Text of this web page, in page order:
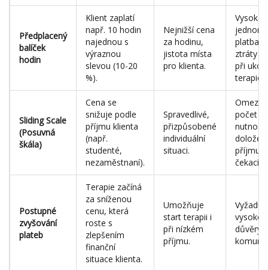
Předplacený
balíček
hodin
Klient zaplatí
např. 10 hodin
najednou s
výraznou
slevou (10-20
%).
Nejnižší cena
za hodinu,
jistota místa
pro klienta.
Vysoká
platba,
ztráty
při
terapie.
Sliding Scale
(Posuvná
škála)
Cena se
snižuje podle
příjmu klienta
(např.
studenté,
nezaměstnaní).
Spravedlivé,
přizpůsobené
individuální
situaci.
počet
nutnost
doložení
příjmu,
čekací
Postupné
zvyšování
plateb
Terapie začíná
za sníženou
cenu, která
roste s
zlepšením
finanční
situace klienta.
Umožňuje
start terapii i
při nízkém
příjmu.
důvěry a